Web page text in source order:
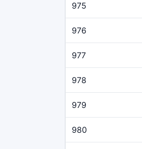
975
976
977
978
979
980